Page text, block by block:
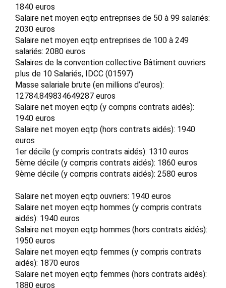
1840 euros
Salaire net moyen eqtp entreprises de 50 à 99 salariés:
2030 euros
Salaire net moyen eqtp entreprises de 100 à 249
salariés: 2080 euros
Salaires de la convention collective Bâtiment ouvriers
plus de 10 Salariés, IDCC (01597)
Masse salariale brute (en millions d’euros):
12784.849834649287 euros
Salaire net moyen eqtp (y compris contrats aidés):
1940 euros
Salaire net moyen eqtp (hors contrats aidés): 1940
euros
1er décile (y compris contrats aidés): 1310 euros
5ème décile (y compris contrats aidés): 1860 euros
9ème décile (y compris contrats aidés): 2580 euros
Salaire net moyen eqtp ouvriers: 1940 euros
Salaire net moyen eqtp hommes (y compris contrats
aidés): 1940 euros
Salaire net moyen eqtp hommes (hors contrats aidés):
1950 euros
Salaire net moyen eqtp femmes (y compris contrats
aidés): 1870 euros
Salaire net moyen eqtp femmes (hors contrats aidés):
1880 euros